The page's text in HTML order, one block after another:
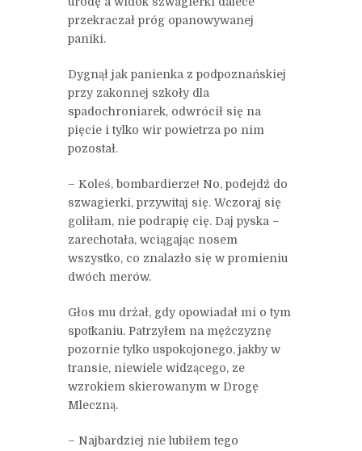
przekraczał próg opanowywanej
paniki.
Dygnął jak panienka z podpoznańskiej
przy zakonnej szkoły dla
spadochroniarek, odwrócił się na
pięcie i tylko wir powietrza po nim
pozostał.
– Koleś, bombardierze! No, podejdź do
szwagierki, przywitaj się. Wczoraj się
goliłam, nie podrapię cię. Daj pyska –
zarechotała, wciągając nosem
wszystko, co znalazło się w promieniu
dwóch merów.
Głos mu drżał, gdy opowiadał mi o tym
spotkaniu. Patrzyłem na mężczyznę
pozornie tylko uspokojonego, jakby w
transie, niewiele widzącego, ze
wzrokiem skierowanym w Drogę
Mleczną.
– Najbardziej nie lubiłem tego